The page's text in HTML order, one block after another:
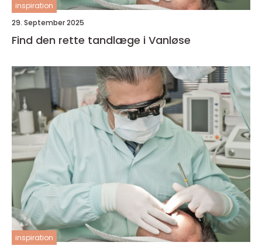
inspiration
29. September 2025
Find den rette tandlæge i Vanløse
inspiration